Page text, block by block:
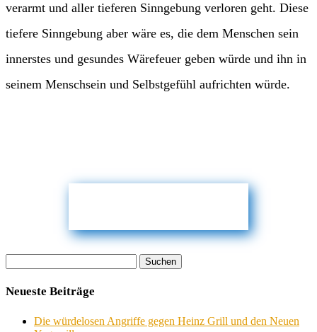
verarmt und aller tieferen Sinngebung verloren geht. Diese
tiefere Sinngebung aber wäre es, die dem Menschen sein
innerstes und gesundes Wärefeuer geben würde und ihn in
seinem Menschsein und Selbstgefühl aufrichten würde.
nach:
Neueste Beiträge
Die würdelosen Angriffe gegen Heinz Grill und den Neuen